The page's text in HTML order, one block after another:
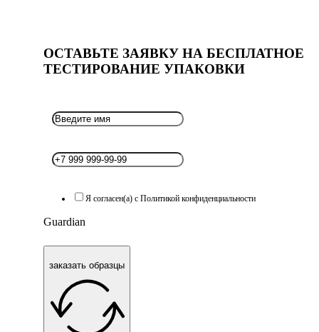
ОСТАВЬТЕ ЗАЯВКУ НА БЕСПЛАТНОЕ
ТЕСТИРОВАНИЕ УПАКОВКИ
Я согласен(а) с Политикой конфиденциальности
Guardian
заказать образцы